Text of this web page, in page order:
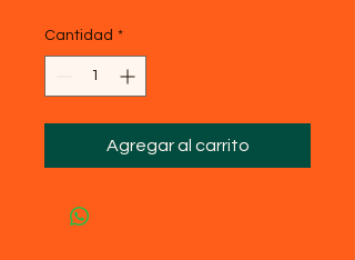
Cantidad *
Agregar al carrito